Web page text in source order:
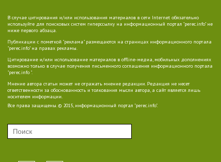
В случае цитирования и/или использования материалов в сети Internet обязательно
используйте для поисковых систем гиперссылку на информационный портал "perec.info" не
ниже первого абзаца.
Публикации с пометкой "реклама" размещаются на страницах информационного портала
"perec.info" на правах рекламы.
Цитирование и/или использование материалов в offline-медиа, мобильных дополнениях
возможно только в случае получения письменного соглашения информационного портала
"perec.info ".
Мнение автора статьи может не отражать мнение редакции. Редакция не несет
ответственности за обоснованность и толкования мысли автора, а сайт является лишь
носителем информации.
Все права защищены. © 2015, информационный портал "perec.info".